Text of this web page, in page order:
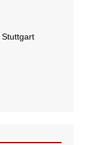
, Stuttgart